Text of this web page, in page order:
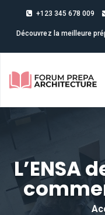
+123 345 678 009
Découvrez la meilleure
L’ENSA